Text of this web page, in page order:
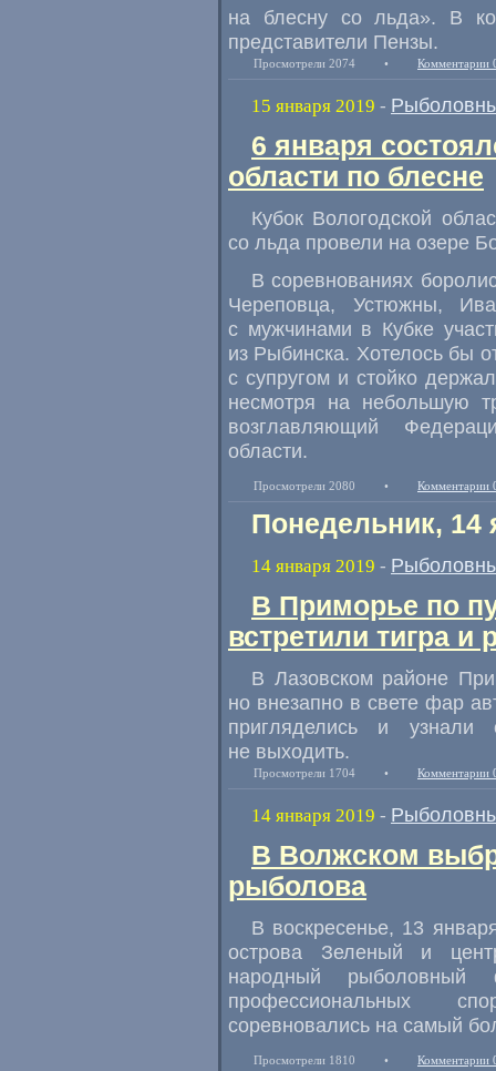
на блесну со льда». В
представители Пензы.
Просмотрели 2074 • Комментарии
15 января 2019 -
6 января
области по блесне
Кубок Вологодской
со льда провели на озере
В соревнованиях
Череповца, Устюжны,
с мужчинами в Кубке
из Рыбинска. Хотелось бы
с супругом и стойко
несмотря на небольшую
возглавляющий
области.
Просмотрели 2080 • Комментарии
Понедельник, 14
14 января 2019 -
В Приморье по
встретили тигра и
В Лазовском районе
но внезапно в свете фар
пригляделись и узнали
не выходить.
Просмотрели 1704 • Комментарии
14 января 2019 -
В Волжском
рыболова
В воскресенье, 13
острова Зеленый и
народный рыболовный
профессиональных
соревновались на самый
Просмотрели 1810 • Комментарии